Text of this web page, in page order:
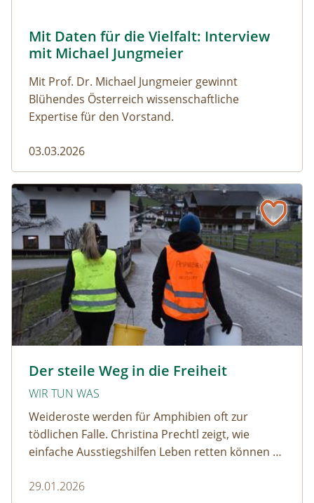
Naturmagazin: Mit Daten für die Vielfalt: Interview mit
Mit Daten für die Vielfalt: Interview
mit Michael Jungmeier
Mit Prof. Dr. Michael Jungmeier gewinnt
Blühendes Österreich wissenschaftliche
Expertise für den Vorstand.
03.03.2026
Der steile Weg in die Freiheit
WIR TUN WAS
Weideroste werden für Amphibien oft zur
tödlichen Falle. Christina Prechtl zeigt, wie
einfache Ausstiegshilfen Leben retten können –
Aufwand.
29.01.2026
Der steile Weg in die Freiheit